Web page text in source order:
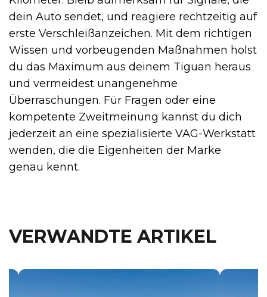
dein Auto sendet, und reagiere rechtzeitig auf
erste Verschleißanzeichen. Mit dem richtigen
Wissen und vorbeugenden Maßnahmen holst
du das Maximum aus deinem Tiguan heraus
und vermeidest unangenehme
Überraschungen. Für Fragen oder eine
kompetente Zweitmeinung kannst du dich
jederzeit an eine spezialisierte VAG-Werkstatt
wenden, die die Eigenheiten der Marke
genau kennt.
VERWANDTE ARTIKEL